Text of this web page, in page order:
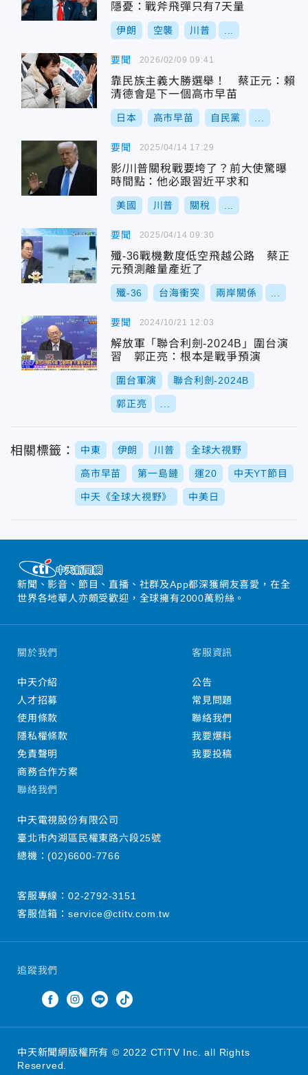
隱憂：戰斧飛彈只有7天量
伊朗 空襲 川普
要聞
靠民族主義大勝選舉！ 蔡正元：賴
清德會是下一個高市早苗
日本 高市早苗 自民黨
2026/02/09 09:41
要聞
影/川普關稅戰要垮了？前大使驚曝
時間點：他必跟習近平求和
美國 川普 關稅
2025/04/14 17:29
要聞
殲-36戰機數度低空飛越公路 蔡正
元預測離量產近了
殲-36 台海衝突 兩岸關係
2025/04/14 09:30
要聞
解放軍「聯合利劍-2024B」圍台演
習 郭正亮：根本是戰爭預演
圍台軍演 聯合利劍-2024B
郭正亮
2024/10/21 12:03
相關標籤： 中東 伊朗 川普 全球大視野
高市早苗 第一島鏈 運20 中天YT節目
中天《全球大視野》 中美日
新聞、影音、節目、直播、社群及App都深獲網友喜愛，在全
世界各地華人亦頗受歡迎，全球擁有2000萬粉絲。
追蹤我們
關於我們
中天介紹
人才招募
使用條款
隱私權條款
免責聲明
商務合作方案
客服資訊
公告
常見問題
聯絡我們
我要爆料
我要投稿
聯絡我們
中天電視股份有限公司
臺北市內湖區民權東路六段25號
總機：(02)6600-7766
客服專線： 02-2792-3151
客服信箱： service@ctitv.com.tw
中天新聞網版權所有 © 2022 CTiTV Inc. all Rights
Reserved.